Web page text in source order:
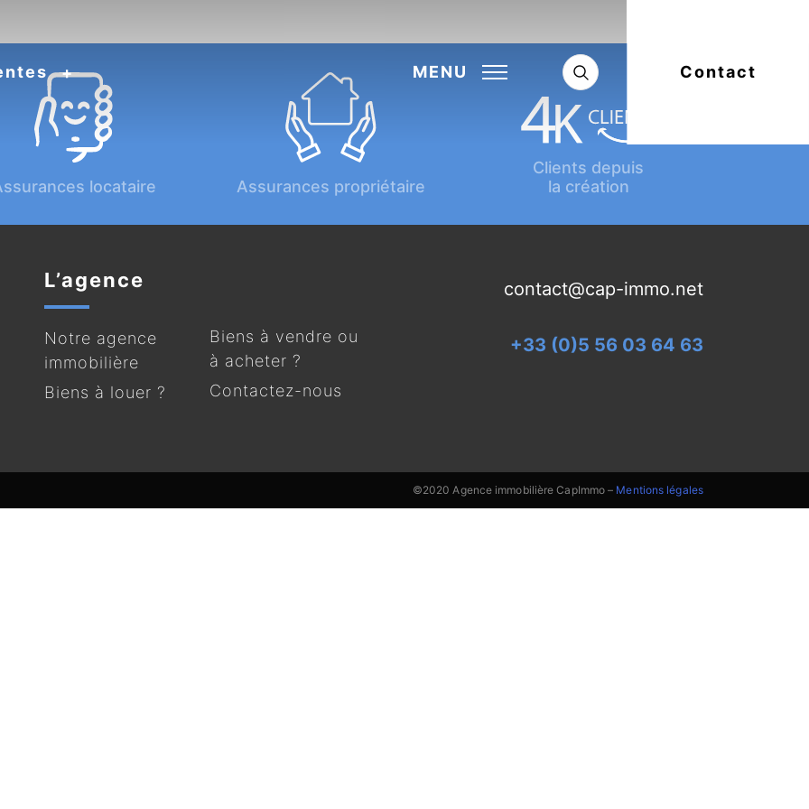
MENU Contact
locataire Assurances propriétaire
Clients depuis
la création
L’agence
Notre agence
immobilière
Biens à louer ?
Biens à vendre ou
à acheter ?
Contactez-nous
contact@cap-immo.net
+33 (0)5 56 03 64 63
©2020 Agence immobilière CapImmo – Mentions légales